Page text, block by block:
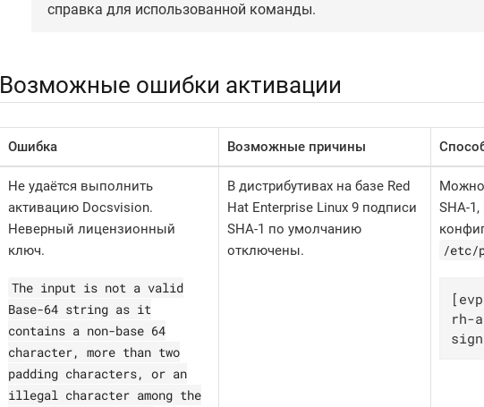
справка для использованной команды.
Возможные ошибки активации
Ошибка Возможные причины
Не удаётся выполнить
активацию Docsvision.
Неверный лицензионный
ключ.
The input is not a valid
Base-64 string as it
contains a non-base 64
character, more than two
padding characters, or an
illegal character among the
В дистрибутивах на базе Red
Hat Enterprise Linux 9 подписи
SHA-1 по умолчанию
отключены.
Можно
SHA-
/etc/
rh-